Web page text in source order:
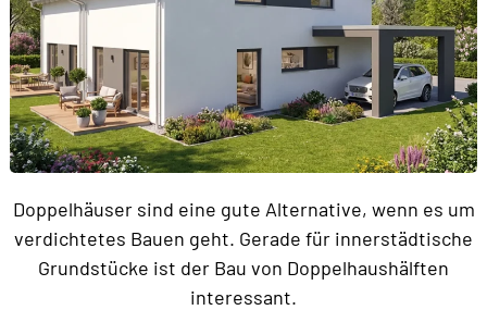
Doppelhäuser sind eine gute Alternative, wenn es um
verdichtetes Bauen geht. Gerade für innerstädtische
Grundstücke ist der Bau von Doppelhaushälften
interessant.